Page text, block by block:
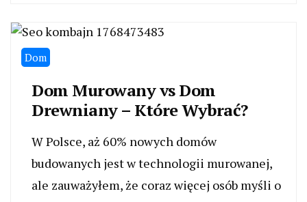
Dom
Dom Murowany vs Dom
Drewniany – Które Wybrać?
W Polsce, aż 60% nowych domów
budowanych jest w technologii murowanej,
ale zauważyłem, że coraz więcej osób myśli o